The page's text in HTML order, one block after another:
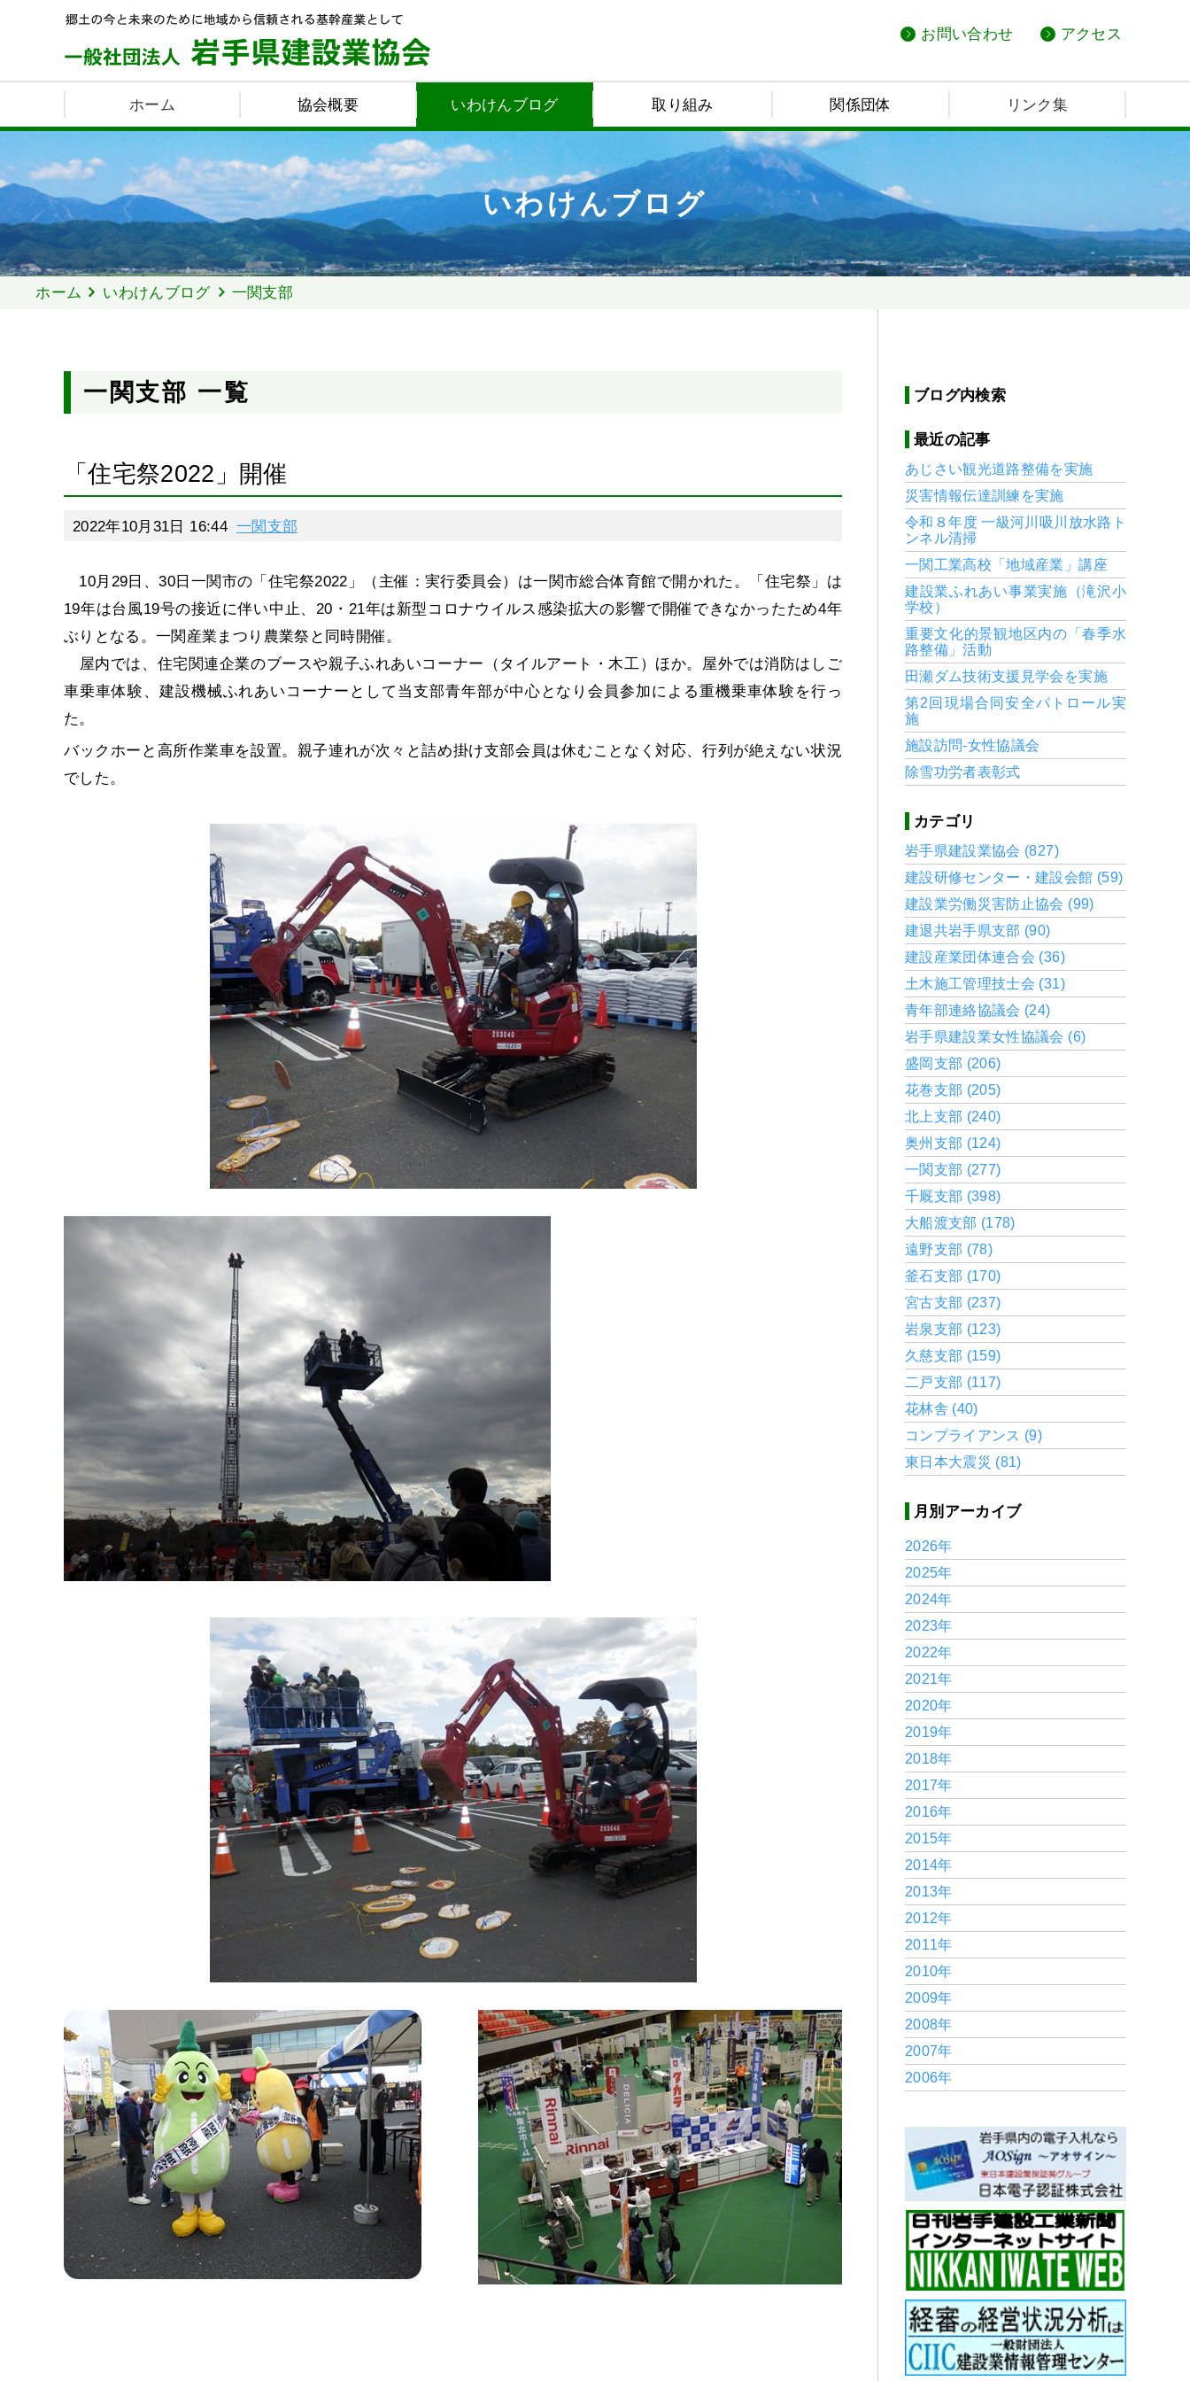
お問い合わせ アクセス
ホーム 協会概要 いわけんブログ 取り組み 関係団体 リンク集
いわけんブログ
ホーム いわけんブログ 一関支部
一関支部 一覧
「住宅祭2022」開催
2022年10月31日 16:44 一関支部
10月29日、30日一関市の「住宅祭2022」（主催：実行委員会）は一関市総合体育館で開かれた。「住宅祭」は
19年は台風19号の接近に伴い中止、20・21年は新型コロナウイルス感染拡大の影響で開催できなかったため4年
ぶりとなる。一関産業まつり農業祭と同時開催。
屋内では、住宅関連企業のブースや親子ふれあいコーナー（タイルアート・木工）ほか。屋外では消防はしご
車乗車体験、建設機械ふれあいコーナーとして当支部青年部が中心となり会員参加による重機乗車体験を行っ
た。
バックホーと高所作業車を設置。親子連れが次々と詰め掛け支部会員は休むことなく対応、行列が絶えない状況
でした。
ブログ内検索
最近の記事
あじさい観光道路整備を実施
災害情報伝達訓練を実施
令和８年度 一級河川吸川放水路ト
ンネル清掃
一関工業高校「地域産業」講座
建設業ふれあい事業実施（滝沢小
学校）
重要文化的景観地区内の「春季水
路整備」活動
田瀬ダム技術支援見学会を実施
第2回現場合同安全パトロール実
施
施設訪問-女性協議会
除雪功労者表彰式
カテゴリ
岩手県建設業協会 (827)
建設研修センター・建設会館 (59)
建設業労働災害防止協会 (99)
建退共岩手県支部 (90)
建設産業団体連合会 (36)
土木施工管理技士会 (31)
青年部連絡協議会 (24)
岩手県建設業女性協議会 (6)
盛岡支部 (206)
花巻支部 (205)
北上支部 (240)
奥州支部 (124)
一関支部 (277)
千厩支部 (398)
大船渡支部 (178)
遠野支部 (78)
釜石支部 (170)
宮古支部 (237)
岩泉支部 (123)
久慈支部 (159)
二戸支部 (117)
花林舎 (40)
コンプライアンス (9)
東日本大震災 (81)
月別アーカイブ
2026年
2025年
2024年
2023年
2022年
2021年
2020年
2019年
2018年
2017年
2016年
2015年
2014年
2013年
2012年
2011年
2010年
2009年
2008年
2007年
2006年